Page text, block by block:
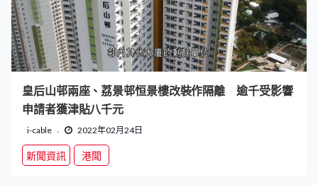
皇后山邨兩座、荔景邨恒景樓改裝作隔離 逾千受影響
申請者獲津貼八千元
i-cable 2022年02月24日
新聞資訊 港聞